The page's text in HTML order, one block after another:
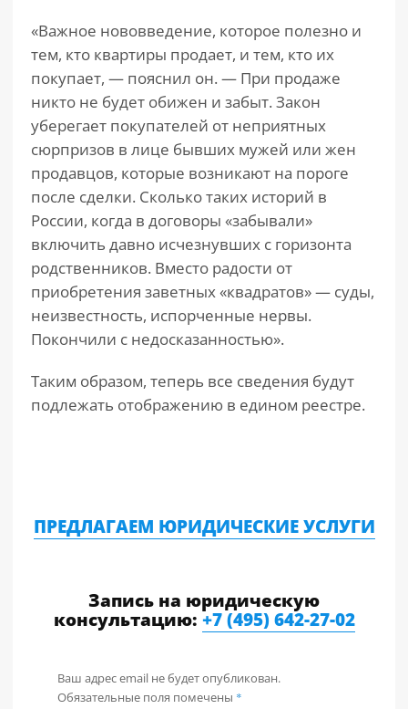
«Важное нововведение, которое полезно и
тем, кто квартиры продает, и тем, кто их
покупает, — пояснил он. — При продаже
никто не будет обижен и забыт. Закон
уберегает покупателей от неприятных
сюрпризов в лице бывших мужей или жен
продавцов, которые возникают на пороге
после сделки. Сколько таких историй в
России, когда в договоры «забывали»
включить давно исчезнувших с горизонта
родственников. Вместо радости от
приобретения заветных «квадратов» — суды,
неизвестность, испорченные нервы.
Покончили с недосказанностью».
Таким образом, теперь все сведения будут
подлежать отображению в едином реестре.
ПРЕДЛАГАЕМ ЮРИДИЧЕСКИЕ УСЛУГИ
Запись на юридическую
консультацию: +7 (495) 642-27-02
Ваш адрес email не будет опубликован.
Обязательные поля помечены *